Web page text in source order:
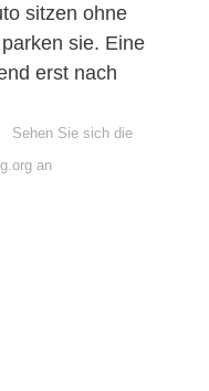
sitzen ohne
sie. Eine
erst nach
Sehen Sie sich die
an